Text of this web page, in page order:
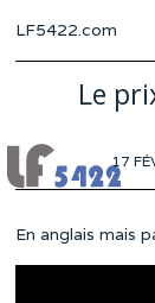
LF5422.com
Le
ON
17
En anglais mais